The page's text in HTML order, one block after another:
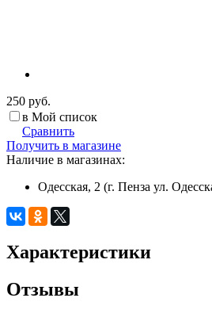
250 руб.
в Мой список
Сравнить
Получить в магазине
Наличие в магазинах:
Одесская, 2 (г. Пенза ул.
Характеристики
Отзывы